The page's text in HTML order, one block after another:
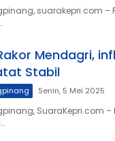
suarakepri.com –
Mendagri,
Stabil
Senin, 5 Mei 2025
SuaraKepri.com –